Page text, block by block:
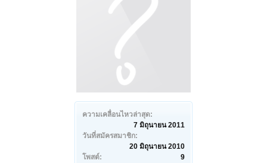
ความเคลื่อนไหวล่าสุด:
7 มิถุนายน 2011
วันที่สมัครสมาชิก:
20 มิถุนายน 2010
โพสต์:
9